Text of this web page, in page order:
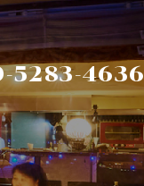
5283-4636